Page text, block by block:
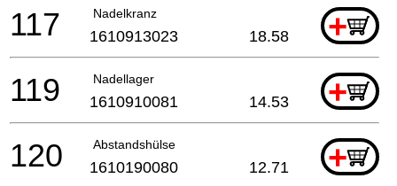
Nadelkranz +
117 1610913023 18.58
Nadellager +
119 1610910081 14.53
Abstandshülse +
120 1610190080 12.71